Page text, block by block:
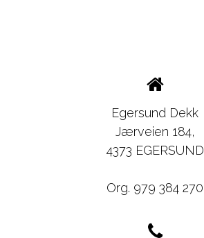
Egersund Dekk
Jærveien 184,
4373 EGERSUND
Org. 979 384 270